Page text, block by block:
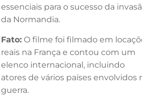
essenciais para o sucesso da
da Normandia.
Fato: O filme foi filmado em
reais na França e contou com um
elenco internacional, incluindo
atores de vários países envolvidos
guerra.